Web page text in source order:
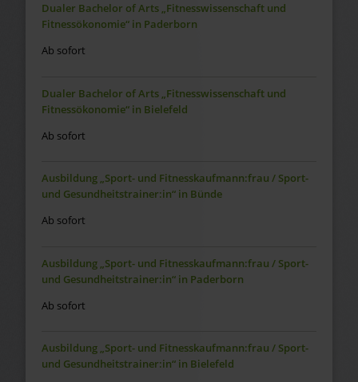
Dualer Bachelor of Arts „Fitnesswissenschaft und
Fitnessökonomie“ in Paderborn
Ab sofort
Dualer Bachelor of Arts „Fitnesswissenschaft und
Fitnessökonomie“ in Bielefeld
Ab sofort
Ausbildung „Sport- und Fitnesskaufmann:frau / Sport-
und Gesundheitstrainer:in“ in Bünde
Ab sofort
Ausbildung „Sport- und Fitnesskaufmann:frau / Sport-
und Gesundheitstrainer:in“ in Paderborn
Ab sofort
Ausbildung „Sport- und Fitnesskaufmann:frau / Sport-
und Gesundheitstrainer:in“ in Bielefeld